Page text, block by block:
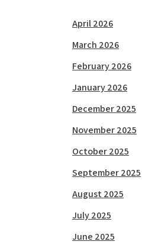
April 2026
March 2026
February 2026
January 2026
December 2025
November 2025
October 2025
September 2025
August 2025
July 2025
June 2025